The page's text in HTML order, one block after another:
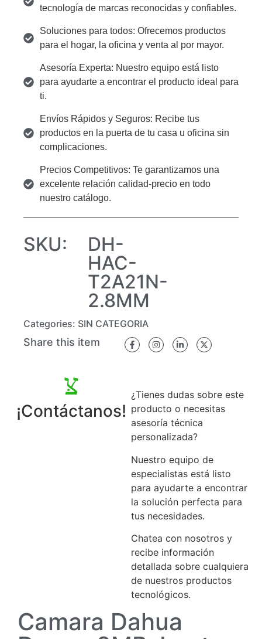
¡Contáctanos!
¿Tienes dudas sobre este
producto o necesitas
asesoría técnica
personalizada?
Nuestro equipo de
especialistas está listo
para ayudarte a encontrar
la solución perfecta para
tus necesidades.
Chatea con nosotros y
recibe información
detallada sobre cualquiera
de nuestros productos
tecnológicos.
Camara Dahua
tecnología de marcas reconocidas y confiables.
Soluciones para todos: Ofrecemos productos
para el hogar, la oficina y venta al por mayor.
Asesoría Experta: Nuestro equipo está listo
para ayudarte a encontrar el producto ideal para
ti.
Envíos Rápidos y Seguros: Recibe tus
productos en la puerta de tu casa u oficina sin
complicaciones.
Precios Competitivos: Te garantizamos una
excelente relación calidad-precio en todo
nuestro catálogo.
SKU:
DH-
HAC-
T2A21N-
2.8MM
Categories: SIN CATEGORIA
Share this item